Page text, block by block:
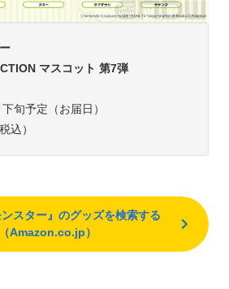
マスコット 第7弾
旬予定（お届日）
込）
ンスター』のグッズを検索する
（Amazon.co.jp）